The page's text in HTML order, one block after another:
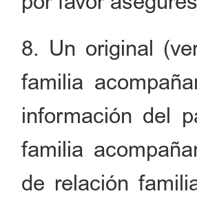
8. Un original
familia
información del
familia
de relación